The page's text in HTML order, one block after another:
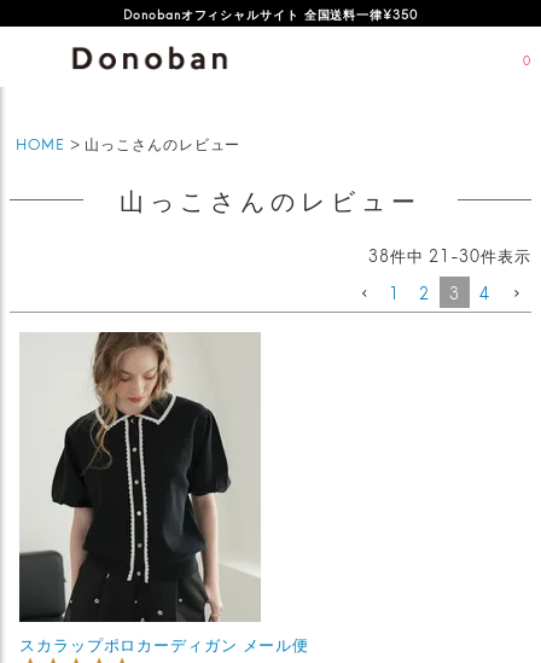
Donobanオフィシャルサイト 全国送料一律¥350
オフィシャルサイト新規会員登録特典 500ポイントプレゼント
0
HOME 山っこさんのレビュー
山っこさんのレビュー
38件中 21 -30件表示
1
2 3 4
スカラップポロカーディガン メール便